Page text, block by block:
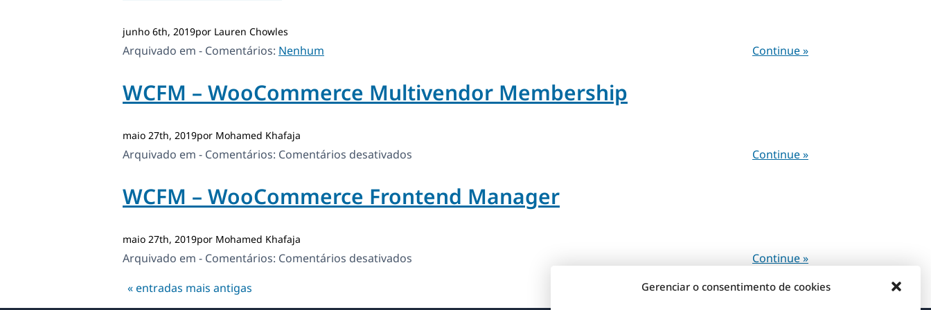
Gerenciar o consentimento de cookies
junho 6th, 2019por Lauren Chowles
Continue »
Arquivado em - Comentários: Nenhum
WCFM – WooCommerce Multivendor Membership
maio 27th, 2019por Mohamed Khafaja
Continue »
Arquivado em - Comentários: Comentários desativados
–
WooCommerce
WCFM – WooCommerce Frontend Manager
maio 27th, 2019por Mohamed Khafaja
Continue »
Arquivado em - Comentários: Comentários desativados
« entradas mais antigas Entradas mais recentes »